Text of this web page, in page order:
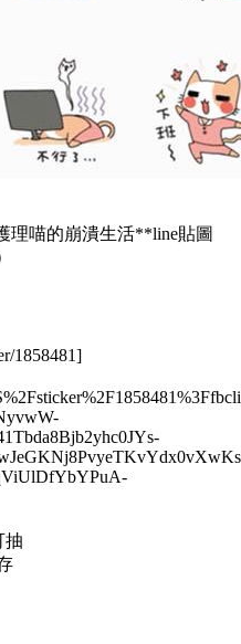
理喵的崩潰生活**line貼圖
1858481]
抽